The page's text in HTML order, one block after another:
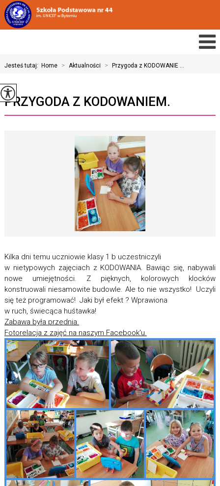
Jesteś tutaj: Home > Aktualności > Przygoda z KODOWANIE ...
PRZYGODA Z KODOWANIEM.
Kilka dni temu uczniowie klasy 1 b uczestniczyli
w nietypowych zajęciach z KODOWANIA. Bawiąc się, nabywali
nowe umiejętności. Z pięknych, kolorowych klocków
konstruowali niesamowite budowle. Ale to nie wszystko! Uczyli
się też programować! Jaki był efekt ? Wprawiona
w ruch, świecąca huśtawka!
Zabawa była przednia.
Fotorelacja z zajęć na naszym Facebook'u.